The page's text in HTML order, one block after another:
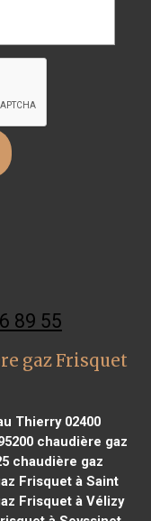
89 55
gaz Frisquet
Thierry 02400
chaudière gaz
chaudière gaz
Frisquet à Saint
Frisquet à Vélizy